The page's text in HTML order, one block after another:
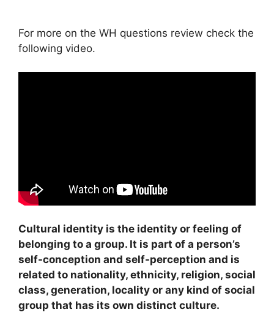
For more on the WH questions review check the
following video.
Cultural identity is the identity or feeling of
belonging to a group. It is part of a person’s
self-conception and self-perception and is
related to nationality, ethnicity, religion, social
class, generation, locality or any kind of social
group that has its own distinct culture.